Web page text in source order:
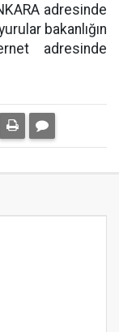
adresinde
bakanlığın
adresinde